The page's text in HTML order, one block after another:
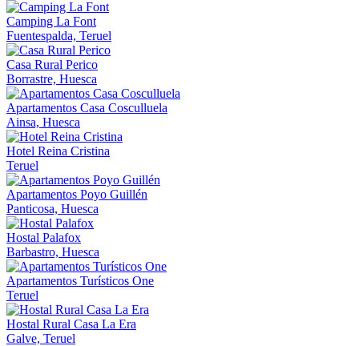
Camping La Font
Fuentespalda, Teruel
Casa Rural Perico
Borrastre, Huesca
Apartamentos Casa Cosculluela
Ainsa, Huesca
Hotel Reina Cristina
Teruel
Apartamentos Poyo Guillén
Panticosa, Huesca
Hostal Palafox
Barbastro, Huesca
Apartamentos Turísticos One
Teruel
Hostal Rural Casa La Era
Galve, Teruel